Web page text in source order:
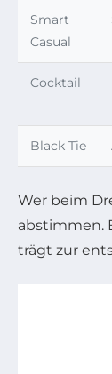
Smart
Casual
Cocktail
Black Tie
Wer beim
abstimmen.
trägt zur